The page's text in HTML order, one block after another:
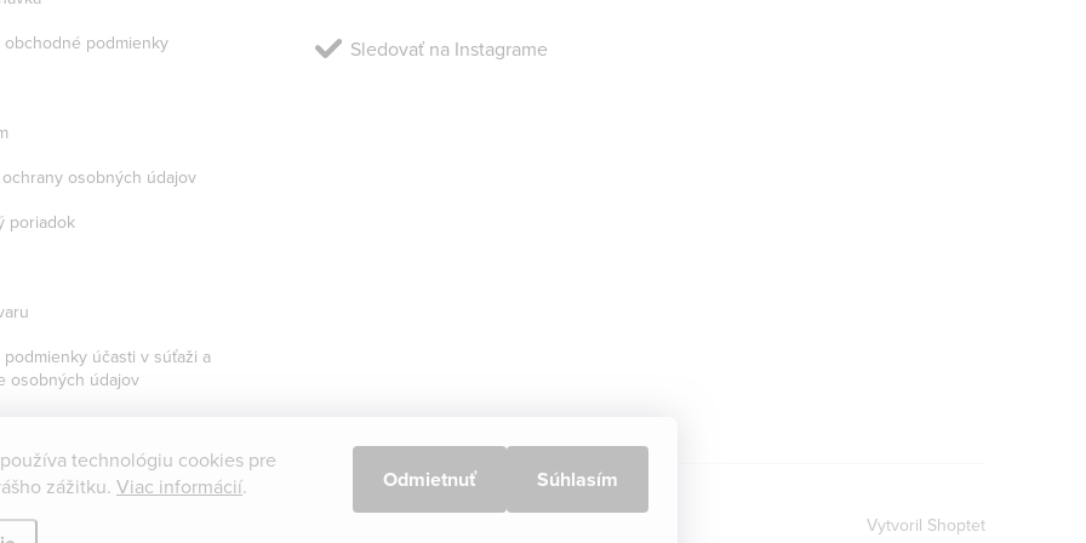
technológiu cookies pre
zážitku. Viac informácií. Odmietnuť Súhlasím
podmienky
osobných údajov
poriadok
účasti v súťaži a
osobných údajov
Sledovať na Instagrame
Vytvoril Shoptet
nastavenie cookies